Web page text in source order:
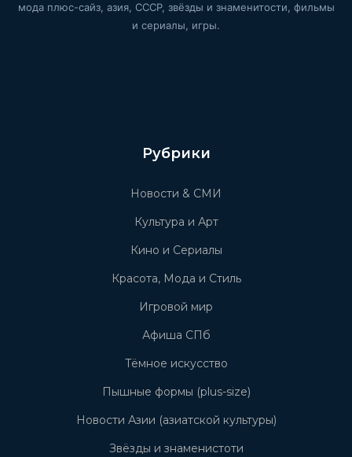
мода плюс-сайз, азия, СССР, звёзды и знаменитости, фильмы
и сериалы, игры.
Рубрики
Новости & СМИ
Культура и Арт
Кино и Сериалы
Красота, Мода и Стиль
Игровой мир
Афиша СПб
Тёмное искусство
Пышные формы (plus-size)
Новости Азии (азиатской культуры)
Звёзды и знаменистоти